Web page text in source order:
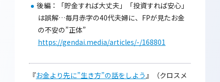
後編：「貯金すれば大丈夫」「投資すれば安心」
は誤解…毎月赤字の40代夫婦に、FPが見たお金
の不安の”正体”
https://gendai.media/articles/-/168801
『お金より先に”生き方”の話をしよう』（クロスメ